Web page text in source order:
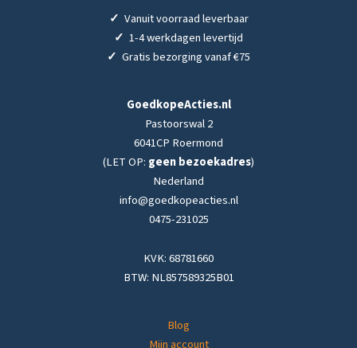
✓ Vanuit voorraad leverbaar
✓ 1-4 werkdagen levertijd
✓ Gratis bezorging vanaf €75
GoedkopeActies.nl
Pastoorswal 2
6041CP Roermond
(LET OP: geen bezoekadres)
Nederland
info@goedkopeacties.nl
0475-231025
KVK: 68781660
BTW: NL857589325B01
Blog
Mijn account